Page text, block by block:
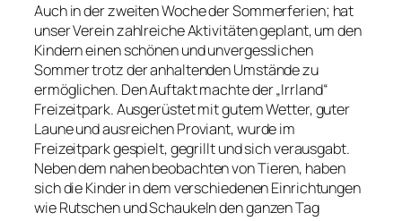
Auch in der zweiten Woche der Sommerferien; hat
unser Verein zahlreiche Aktivitäten geplant, um den
Kindern einen schönen und unvergesslichen
Sommer trotz der anhaltenden Umstände zu
ermöglichen. Den Auftakt machte der „Irrland“
Freizeitpark. Ausgerüstet mit gutem Wetter, guter
Laune und ausreichen Proviant, wurde im
Freizeitpark gespielt, gegrillt und sich verausgabt.
Neben dem nahen beobachten von Tieren, haben
sich die Kinder in dem verschiedenen Einrichtungen
wie Rutschen und Schaukeln den ganzen Tag